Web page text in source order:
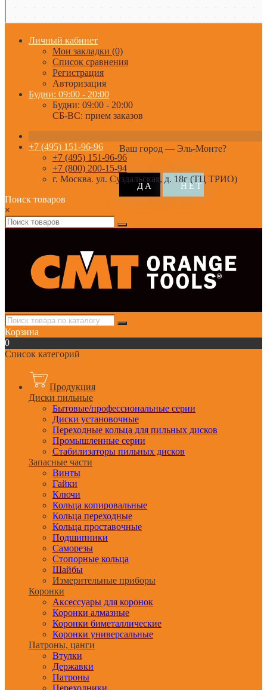
Личный кабинет
Мои закладки (0)
Список сравнения
Регистрация
Авторизация
Будни: 09:00 - 20:00
Будни: 09:00 - 20:00
СБ-ВС: прием заказов
Ваш город — Эль-Монте?
+7 (495) 151-96-96
+7 (495) 151-96-96
+7 (800) 200-15-94
г. Москва. ул. Суздальская, д. 18г (ТЦ ТРИО)
Поиск товаров
×
Корзина
0
Список категорий
Продукция
Диски пильные
Бытовые/профессиональные серии
Диски установочные
Переходные кольца для пильных дисков
Промышленные серии
Стабилизаторы пильных дисков
Запасные части
Винты
Гайки
Ключи
Кольца копировальные
Кольца переходные
Кольца проставочные
Подшипники
Саморезы
Стопорные кольца
Шайбы
Измерительные приборы
Коронки
Аксессуары для коронок
Коронки алмазные
Коронки биметаллические
Коронки универсальные
Патроны, цанги
Втулки
Державки
Патроны
Переходники